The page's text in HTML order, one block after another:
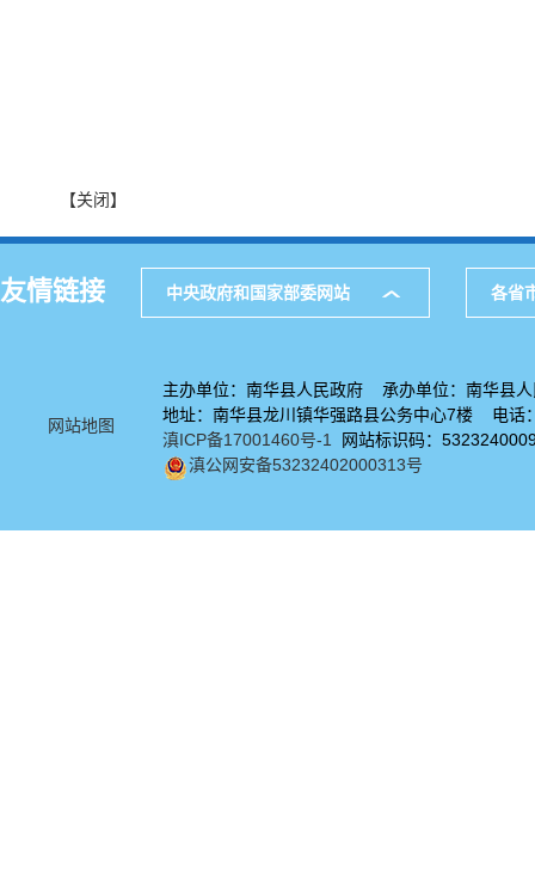
【关闭】
友情链接 中央政府和国家部委网站 各省
网站地图
主办单位：南华县人民政府 承办单位：南华县人
地址：南华县龙川镇华强路县公务中心7楼 电
滇ICP备17001460号-1
网站标识码：
滇公网安备53232402000313号